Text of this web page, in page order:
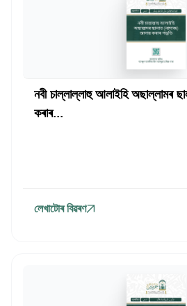
নবী চাল্লাল্লাহু আলাইহি অছাল্লামৰ
কৰাৰ...
লেখাটোৰ বিৱৰণ